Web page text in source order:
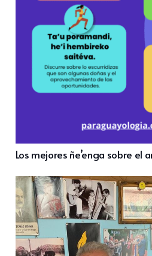
Los mejores ñe’enga sobre el